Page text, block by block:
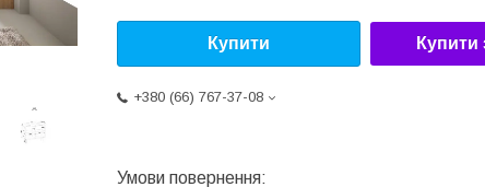
Купити Купити
+380 (66) 767-37-08